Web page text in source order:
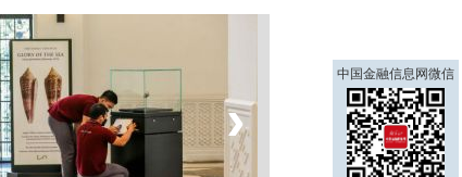
›
中国金融信息网微信